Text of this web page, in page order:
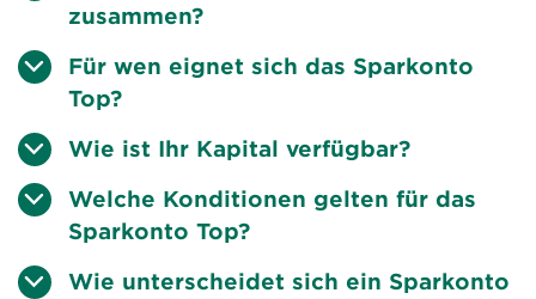
zusammen?
Für wen eignet sich das Sparkonto
Top?
Wie ist Ihr Kapital verfügbar?
Welche Konditionen gelten für das
Sparkonto Top?
Wie unterscheidet sich ein Sparkonto